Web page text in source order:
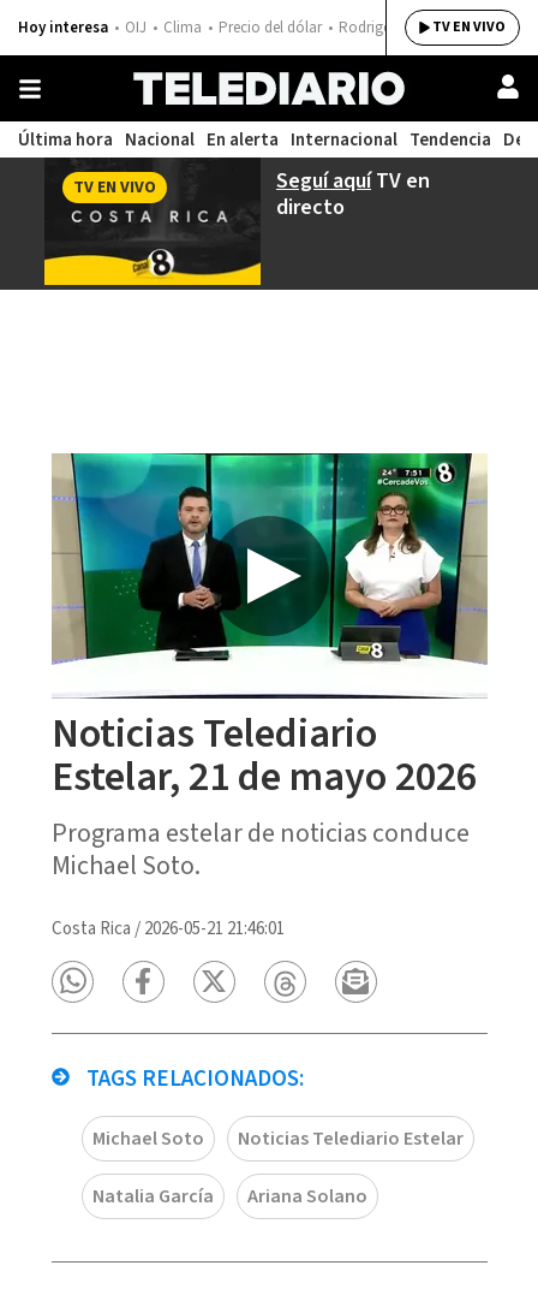
Hoy interesa OIJ Clima Precio del dólar Rodrigo ChavesTV EN VIVO
Última hora Nacional En alerta Internacional Tendencia
Seguí aquíTV en
directo
TV EN VIVO
Noticias Telediario
Estelar, 21 de mayo 2026
Programa estelar de noticias conduce
Michael Soto.
Costa Rica /2026-05-21 21:46:01
TAGS RELACIONADOS:
Michael Soto Noticias Telediario Estelar
Natalia García Ariana Solano